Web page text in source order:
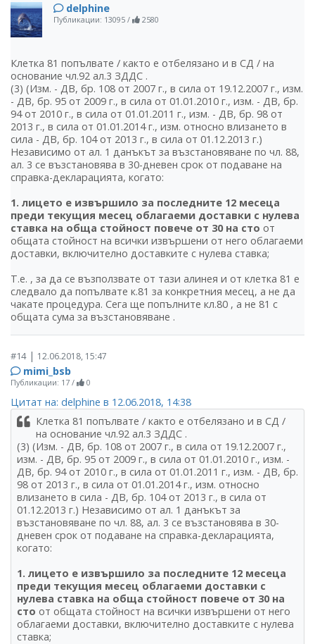
delphine
Публикации: 13095 / 2580
Клетка 81 попълвате / както е отбелязано и в СД / на
основание чл.92 ал.3 ЗДДС .
(3) (Изм. - ДВ, бр. 108 от 2007 г., в сила от 19.12.2007 г., изм.
- ДВ, бр. 95 от 2009 г., в сила от 01.01.2010 г., изм. - ДВ, бр.
94 от 2010 г., в сила от 01.01.2011 г., изм. - ДВ, бр. 98 от
2013 г., в сила от 01.01.2014 г., изм. относно влизането в
сила - ДВ, бр. 104 от 2013 г., в сила от 01.12.2013 г.)
Независимо от ал. 1 данъкът за възстановяване по чл. 88,
ал. 3 се възстановява в 30-дневен срок от подаване на
справка-декларацията, когато:
1. лицето е извършило за последните 12 месеца
преди текущия месец облагаеми доставки с нулева
ставка на обща стойност повече от 30 на сто от
общата стойност на всички извършени от него облагаеми
доставки, включително доставките с нулева ставка;
Т.е. , за да се възползвате от тази алинея и от клетка 81 е
следвало да попълвате к.81 за конкретния месец, а не да
чакате процедура. Сега ще попълните кл.80 , а не 81 с
общата сума за възстановяване .
#14| 12.06.2018, 15:47
mimi_bsb
Публикации: 17 / 0
Цитат на: delphine в 12.06.2018, 14:38
Клетка 81 попълвате / както е отбелязано и в СД /
на основание чл.92 ал.3 ЗДДС .
(3) (Изм. - ДВ, бр. 108 от 2007 г., в сила от 19.12.2007 г.,
изм. - ДВ, бр. 95 от 2009 г., в сила от 01.01.2010 г., изм. -
ДВ, бр. 94 от 2010 г., в сила от 01.01.2011 г., изм. - ДВ, бр.
98 от 2013 г., в сила от 01.01.2014 г., изм. относно
влизането в сила - ДВ, бр. 104 от 2013 г., в сила от
01.12.2013 г.) Независимо от ал. 1 данъкът за
възстановяване по чл. 88, ал. 3 се възстановява в 30-
дневен срок от подаване на справка-декларацията,
когато:
1. лицето е извършило за последните 12 месеца
преди текущия месец облагаеми доставки с
нулева ставка на обща стойност повече от 30 на
сто от общата стойност на всички извършени от него
облагаеми доставки, включително доставките с нулева
ставка;